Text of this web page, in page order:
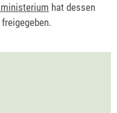
hat dessen